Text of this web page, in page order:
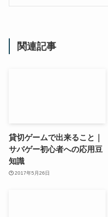
関連記事
貸切ゲームで出来ること｜
サバゲー初心者への応用豆
知識
2017年5月26日